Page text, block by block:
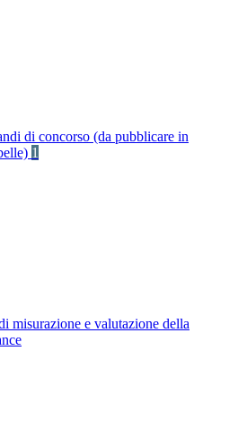
di concorso (da pubblicare in
1
misurazione e valutazione della